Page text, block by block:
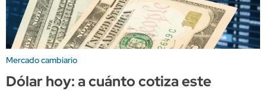
Mercado cambiario
Dólar hoy: a cuánto cotiza este